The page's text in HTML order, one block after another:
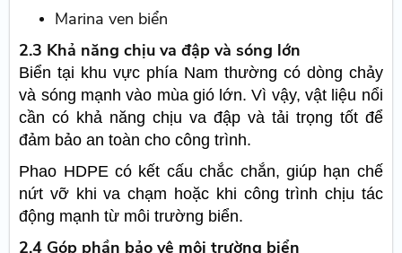
Marina ven biển
2.3 Khả năng chịu va đập và sóng lớn
Biển tại khu vực phía Nam thường có dòng chảy
và sóng mạnh vào mùa gió lớn. Vì vậy, vật liệu nổi
cần có khả năng chịu va đập và tải trọng tốt để
đảm bảo an toàn cho công trình.
Phao HDPE có kết cấu chắc chắn, giúp hạn chế
nứt vỡ khi va chạm hoặc khi công trình chịu tác
động mạnh từ môi trường biển.
2.4 Góp phần bảo vệ môi trường biển